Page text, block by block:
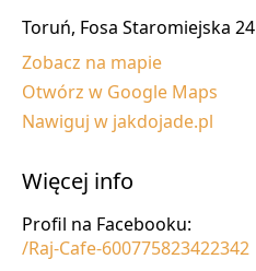
Toruń, Fosa Staromiejska 24
Zobacz na mapie
Otwórz w Google Maps
Nawiguj w jakdojade.pl
Więcej info
Profil na Facebooku:
/Raj-Cafe-600775823422342